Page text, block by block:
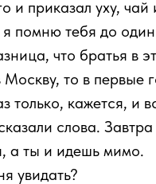
и приказал уху, чай
тебя до
что братья
Москву, то в
кажется, и
слова.
а ты и идешь мимо.
увидать?